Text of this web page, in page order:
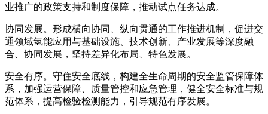
业推广的政策支持和制度保障，推动试点任务达成。
协同发展。形成横向协同、纵向贯通的工作推进机制，促进交
通领域氢能应用与基础设施、技术创新、产业发展等深度融
合、协同发展，坚持差异化布局、特色发展。
安全有序。守住安全底线，构建全生命周期的安全监管保障体
系，加强运营保障、质量管控和应急管理，健全安全标准与规
范体系，提高检验检测能力，引导规范有序发展。